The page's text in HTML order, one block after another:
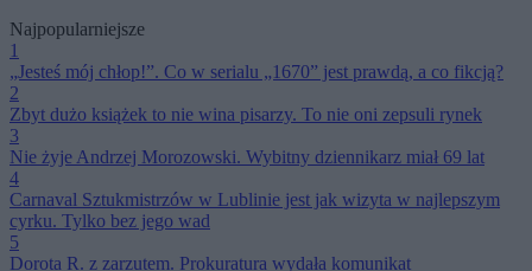
Najpopularniejsze
1
„Jesteś mój chłop!”. Co w serialu „1670” jest prawdą, a co fikcją?
2
Zbyt dużo książek to nie wina pisarzy. To nie oni zepsuli rynek
3
Nie żyje Andrzej Morozowski. Wybitny dziennikarz miał 69 lat
4
Carnaval Sztukmistrzów w Lublinie jest jak wizyta w najlepszym
cyrku. Tylko bez jego wad
5
Dorota R. z zarzutem. Prokuratura wydała komunikat